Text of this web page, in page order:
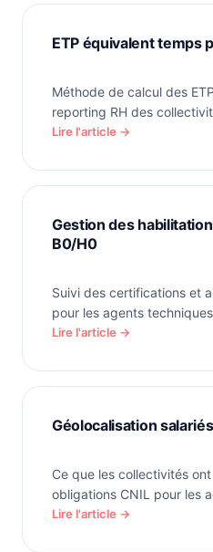
ETP équivalent temps
Méthode de calcul des
reporting RH des
Lire l'article →
Gestion des
B0/H0
Suivi des certifications et
pour les agents
Lire l'article →
Géolocalisation
Ce que les collectivités
obligations CNIL pour les
Lire l'article →